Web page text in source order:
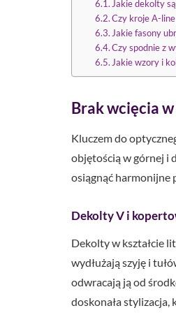
Jakie dekolty
Czy kroje A-
Jakie fasony
Czy spodnie z
Jakie wzory i
Brak wcięcia
Kluczem do
objętością w górnej i
osiągnąć harmonijne
Dekolty V i
Dekolty w kształcie
wydłużają szyję i
odwracają ją od
doskonała stylizacja,